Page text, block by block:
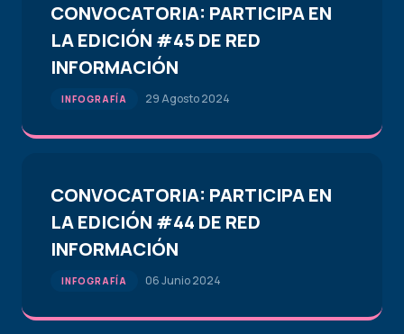
CONVOCATORIA: PARTICIPA EN
LA EDICIÓN #45 DE RED
INFORMACIÓN
INFOGRAFÍA 29 Agosto 2024
CONVOCATORIA: PARTICIPA EN
LA EDICIÓN #44 DE RED
INFORMACIÓN
INFOGRAFÍA 06 Junio 2024